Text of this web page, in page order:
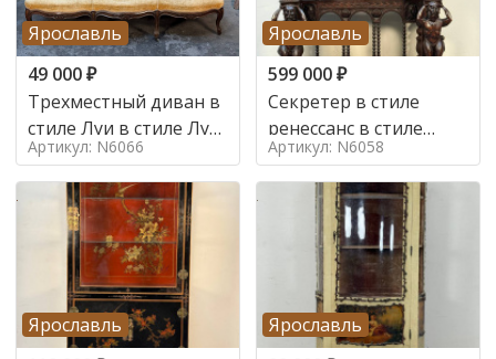
Ярославль
49 000₽
Трехместный диван в
стиле Луи в стиле Луи
16,
Артикул: N6066
Ярославль
599 000₽
Секретер в стиле
ренессанс в стиле
ренессанс, 19 век
Артикул: N6058
Ярославль
Ярославль